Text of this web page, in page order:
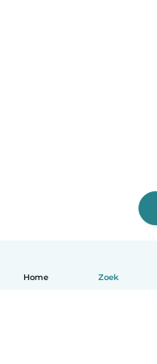
Home Zoek